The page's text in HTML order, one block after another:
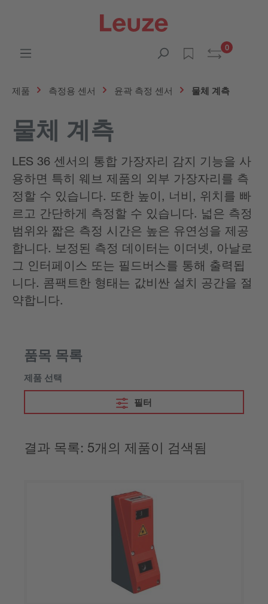
0
제품 측정용 센서 윤곽 측정 센서 물체 계측
물체 계측
LES 36 센서의 통합 가장자리 감지 기능을 사
용하면 특히 웨브 제품의 외부 가장자리를 측
정할 수 있습니다. 또한 높이, 너비, 위치를 빠
르고 간단하게 측정할 수 있습니다. 넓은 측정
범위와 짧은 측정 시간은 높은 유연성을 제공
합니다. 보정된 측정 데이터는 이더넷, 아날로
그 인터페이스 또는 필드버스를 통해 출력됩
니다. 콤팩트한 형태는 값비싼 설치 공간을 절
약합니다.
품목 목록
제품 선택
필터
결과 목록: 5개의 제품이 검색됨